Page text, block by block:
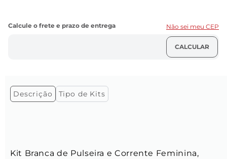
Não sei meu CEP
Descrição Tipo de Kits
Kit Branca de Pulseira e Corrente Feminina,